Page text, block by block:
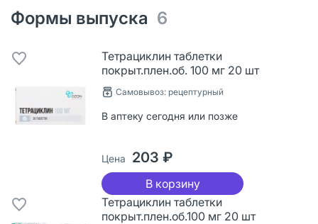
Формы выпуска 6
Тетрациклин таблетки
покрыт.плен.об. 100 мг 20 шт
Самовывоз: рецептурный
В аптеку сегодня или позже
Цена 203 ₽
В корзину
Тетрациклин таблетки
покрыт.плен.об.100 мг 20 шт